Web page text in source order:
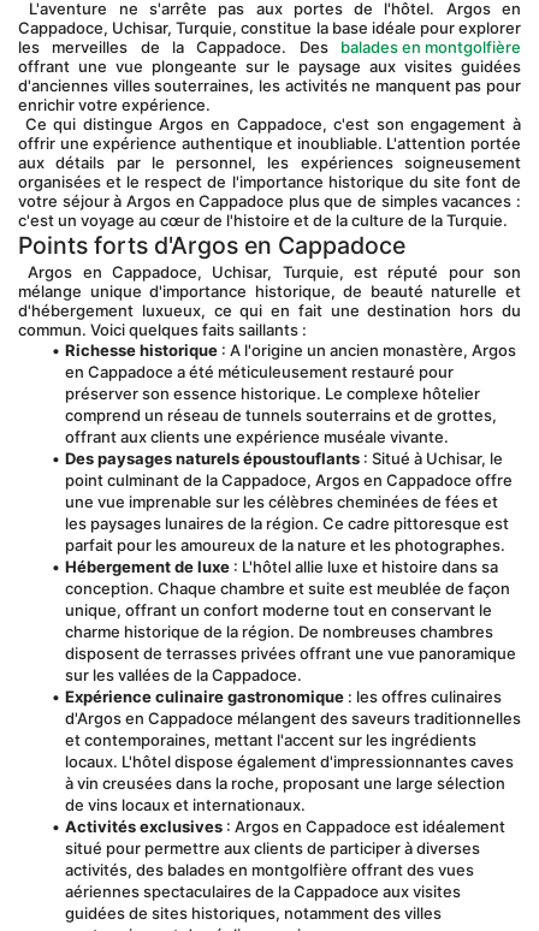
Cappadoce, Uchisar, Turquie, constitue la base idéale pour explorer
les merveilles de la Cappadoce. Des balades en montgolfière
offrant une vue plongeante sur le paysage aux visites guidées
d'anciennes villes souterraines, les activités ne manquent pas pour
enrichir votre expérience.
offrir une expérience authentique et inoubliable. L'attention portée
aux détails par le personnel, les expériences soigneusement
organisées et le respect de l'importance historique du site font de
votre séjour à Argos en Cappadoce plus que de simples vacances :
c'est un voyage au cœur de l'histoire et de la culture de la Turquie.
Points forts d'Argos en Cappadoce
Argos en Cappadoce, Uchisar, Turquie, est réputé pour son
mélange unique d'importance historique, de beauté naturelle et
d'hébergement luxueux, ce qui en fait une destination hors du
commun. Voici quelques faits saillants :
Richesse historique : A l'origine un ancien monastère, Argos
en Cappadoce a été méticuleusement restauré pour
préserver son essence historique. Le complexe hôtelier
comprend un réseau de tunnels souterrains et de grottes,
offrant aux clients une expérience muséale vivante.
Des paysages naturels époustouflants : Situé à Uchisar, le
point culminant de la Cappadoce, Argos en Cappadoce offre
une vue imprenable sur les célèbres cheminées de fées et
les paysages lunaires de la région. Ce cadre pittoresque est
parfait pour les amoureux de la nature et les photographes.
Hébergement de luxe : L'hôtel allie luxe et histoire dans sa
conception. Chaque chambre et suite est meublée de façon
unique, offrant un confort moderne tout en conservant le
charme historique de la région. De nombreuses chambres
disposent de terrasses privées offrant une vue panoramique
sur les vallées de la Cappadoce.
Expérience culinaire gastronomique : les offres culinaires
d'Argos en Cappadoce mélangent des saveurs traditionnelles
et contemporaines, mettant l'accent sur les ingrédients
locaux. L'hôtel dispose également d'impressionnantes caves
à vin creusées dans la roche, proposant une large sélection
de vins locaux et internationaux.
Activités exclusives : Argos en Cappadoce est idéalement
situé pour permettre aux clients de participer à diverses
activités, des balades en montgolfière offrant des vues
aériennes spectaculaires de la Cappadoce aux visites
guidées de sites historiques, notamment des villes